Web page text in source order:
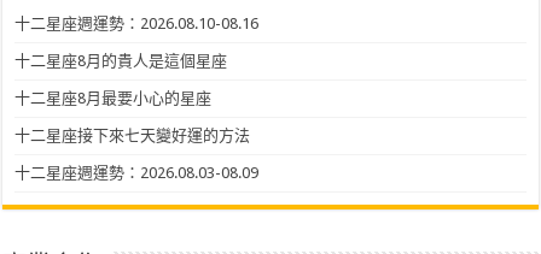
十二星座週運勢：2026.08.10-08.16
十二星座8月的貴人是這個星座
十二星座8月最要小心的星座
十二星座接下來七天變好運的方法
十二星座週運勢：2026.08.03-08.09